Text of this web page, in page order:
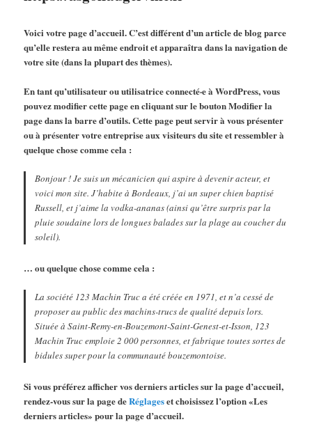
Voici votre page d’accueil. C’est différent d’un article de blog parce
qu’elle restera au même endroit et apparaîtra dans la navigation de
votre site (dans la plupart des thèmes).
En tant qu’utilisateur ou utilisatrice connecté·e à WordPress, vous
pouvez modifier cette page en cliquant sur le boutonModifier la
pagedans la barre d’outils. Cette page peut servir à vous présenter
ou à présenter votre entreprise aux visiteurs du site et ressembler à
quelque chose comme cela :
Bonjour ! Je suis un mécanicien qui aspire à devenir acteur, et
voici mon site. J’habite à Bordeaux, j’ai un super chien baptisé
Russell, et j’aime la vodka-ananas (ainsi qu’être surpris par la
pluie soudaine lors de longues balades sur la plage au coucher du
soleil).
… ou quelque chose comme cela :
La société 123 Machin Truc a été créée en 1971, et n’a cessé de
proposer au public des machins-trucs de qualité depuis lors.
Située à Saint-Remy-en-Bouzemont-Saint-Genest-et-Isson, 123
Machin Truc emploie 2 000 personnes, et fabrique toutes sortes de
bidules super pour la communauté bouzemontoise.
Si vous préférez afficher vos derniers articles sur la page d’accueil,
rendez-vous sur la page deRéglageset choisissez l’option «Les
derniers articles» pour la page d’accueil.